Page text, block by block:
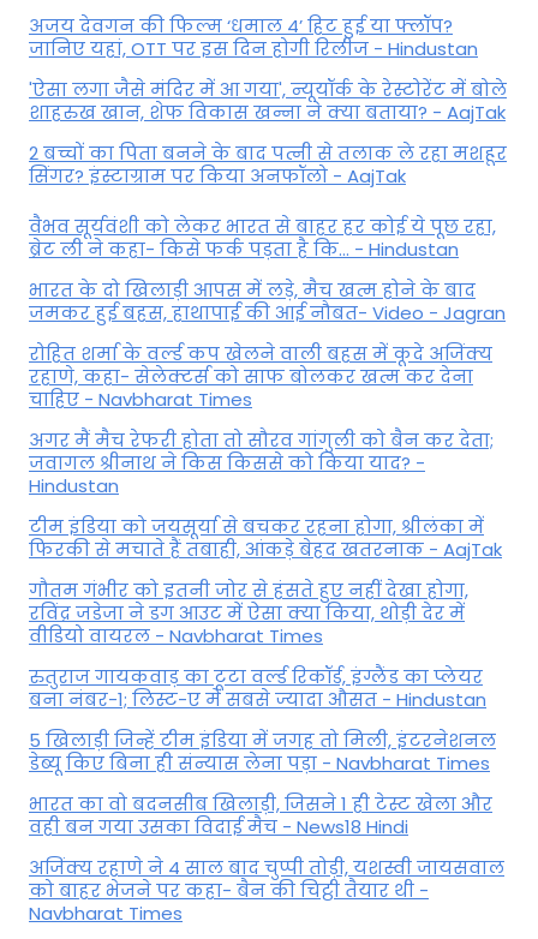
अजय देवगन की फिल्म ‘धमाल 4’ हिट हुई या फ्लॉप?
जानिए यहां, OTT पर इस दिन होगी रिलीज - Hindustan
'ऐसा लगा जैसे मंदिर में आ गया', न्यूयॉर्क के रेस्टोरेंट में बोले
शाहरुख खान, शेफ विकास खन्ना ने क्या बताया? - AajTak
2 बच्चों का पिता बनने के बाद पत्नी से तलाक ले रहा मशहूर
सिंगर? इंस्टाग्राम पर किया अनफॉलो - AajTak
वैभव सूर्यवंशी को लेकर भारत से बाहर हर कोई ये पूछ रहा,
ब्रेट ली ने कहा- किसे फर्क पड़ता है कि… - Hindustan
भारत के दो खिलाड़ी आपस में लड़े, मैच खत्म होने के बाद
जमकर हुई बहस, हाथापाई की आई नौबत- Video - Jagran
रोहित शर्मा के वर्ल्ड कप खेलने वाली बहस में कूदे अजिंक्य
रहाणे, कहा- सेलेक्टर्स को साफ बोलकर खत्म कर देना
चाहिए - Navbharat Times
अगर मैं मैच रेफरी होता तो सौरव गांगुली को बैन कर देता;
जवागल श्रीनाथ ने किस किससे को किया याद? -
Hindustan
टीम इंडिया को जयसूर्या से बचकर रहना होगा, श्रीलंका में
फिरकी से मचाते हैं तबाही, आंकड़े बेहद खतरनाक - AajTak
गौतम गंभीर को इतनी जोर से हंसते हुए नहीं देखा होगा,
रविंद्र जडेजा ने डग आउट में ऐसा क्या किया, थोड़ी देर में
वीडियो वायरल - Navbharat Times
रुतुराज गायकवाड़ का टूटा वर्ल्ड रिकॉर्ड, इंग्लैंड का प्लेयर
बना नंबर-1; लिस्ट-ए में सबसे ज्यादा औसत - Hindustan
5 खिलाड़ी जिन्हें टीम इंडिया में जगह तो मिली, इंटरनेशनल
डेब्यू किए बिना ही संन्यास लेना पड़ा - Navbharat Times
भारत का वो बदनसीब खिलाड़ी, जिसने 1 ही टेस्ट खेला और
वही बन गया उसका विदाई मैच - News18 Hindi
अजिंक्य रहाणे ने 4 साल बाद चुप्पी तोड़ी, यशस्वी जायसवाल
को बाहर भेजने पर कहा- बैन की चिट्ठी तैयार थी -
Navbharat Times